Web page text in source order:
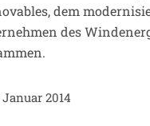
dem
des
Januar 2014